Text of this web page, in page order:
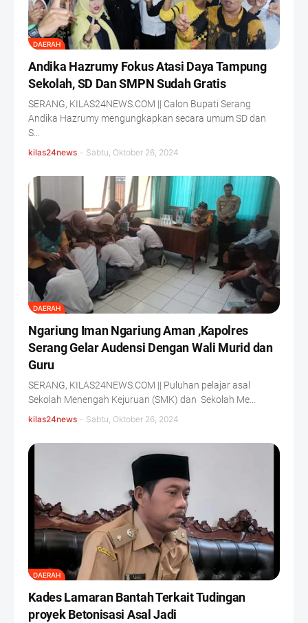
DAERAH
Andika Hazrumy Fokus Atasi Daya Tampung
Sekolah, SD Dan SMPN Sudah Gratis
SERANG, KILAS24NEWS.COM || Calon Bupati Serang
Andika Hazrumy mengungkapkan secara umum SD dan
S…
kilas24news - Sabtu, Oktober 26, 2024
DAERAH
Ngariung Iman Ngariung Aman ,Kapolres
Serang Gelar Audensi Dengan Wali Murid dan
Guru
SERANG, KILAS24NEWS.COM || Puluhan pelajar asal
Sekolah Menengah Kejuruan (SMK) dan Sekolah Me…
kilas24news - Sabtu, Oktober 26, 2024
DAERAH
Kades Lamaran Bantah Terkait Tudingan
proyek Betonisasi Asal Jadi